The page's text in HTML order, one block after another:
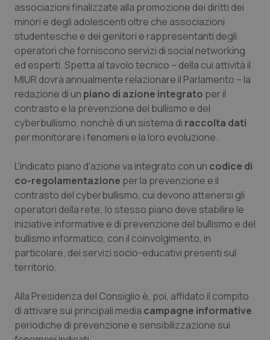
Psoriasi & pelle
Quotidiano Cardiologia
Quotidiano Chirurgia
Quotidiano Oncologia
Rene & patologie urogenitali
Salute orale & impianti
Sangue & coagulazione
Tiroide
Tumore al seno
Tumore ovarico
associazioni finalizzate alla promozione dei diritti dei
minori e degli adolescenti oltre che associazioni
studentesche e dei genitori e rappresentanti degli
operatori che forniscono servizi di social networking
ed esperti. Spetta al tavolo tecnico – della cui attività il
MIUR dovrà annualmente relazionare il Parlamento – la
redazione di un piano di azione integrato per il
contrasto e la prevenzione del bullismo e del
cyberbullismo, nonchè di un sistema di raccolta dati
per monitorare i fenomeni e la loro evoluzione.
L'indicato piano d'azione va integrato con un codice di
co-regolamentazione per la prevenzione e il
contrasto del cyberbullismo, cui devono attenersi gli
operatori della rete; lo stesso piano deve stabilire le
iniziative informative e di prevenzione del bullismo e del
bullismo informatico, con il coinvolgimento, in
particolare, dei servizi socio-educativi presenti sul
territorio.
Alla Presidenza del Consiglio è, poi, affidato il compito
di attivare sui principali media campagne informative
periodiche di prevenzione e sensibilizzazione sui